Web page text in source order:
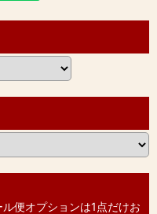
便オプションは1点だけお